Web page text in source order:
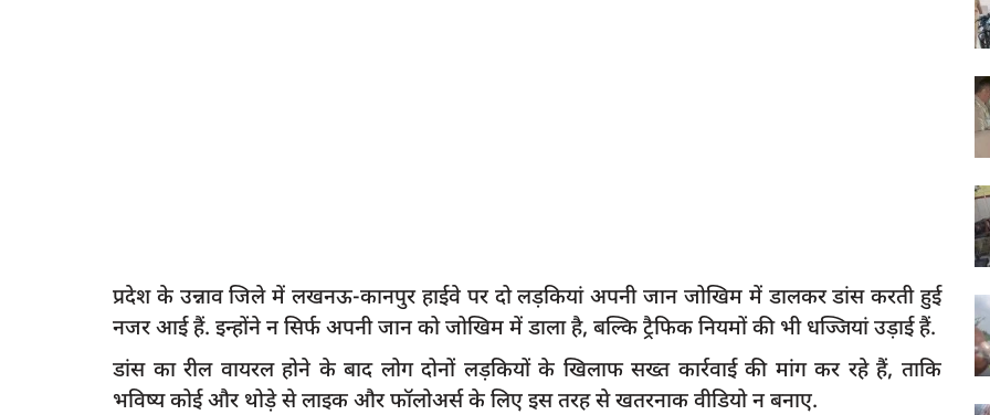
प्रदेश के उन्नाव जिले में लखनऊ-कानपुर हाईवे पर दो लड़कियां अपनी जान जोखिम में डालकर डांस करती हुई
नजर आई हैं. इन्होंने न सिर्फ अपनी जान को जोखिम में डाला है, बल्कि ट्रैफिक नियमों की भी धज्जियां उड़ाई हैं.
डांस का रील वायरल होने के बाद लोग दोनों लड़कियों के खिलाफ सख्त कार्रवाई की मांग कर रहे हैं, ताकि
भविष्य कोई और थोड़े से लाइक और फॉलोअर्स के लिए इस तरह से खतरनाक वीडियो न बनाए.